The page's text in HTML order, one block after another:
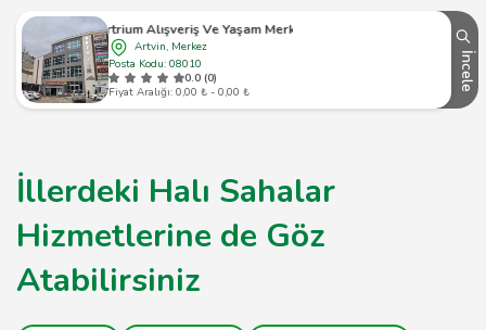
Artrium Alışveriş Ve Yaşam Merkezi
Artvin, Merkez
Posta Kodu: 08010
0.0 (0)
Fiyat Aralığı: 0,00 ₺ - 0,00 ₺
İncele
İllerdeki Halı Sahalar
Hizmetlerine de Göz
Atabilirsiniz